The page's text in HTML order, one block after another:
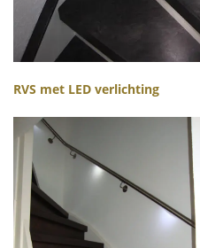
RVS met LED verlichting